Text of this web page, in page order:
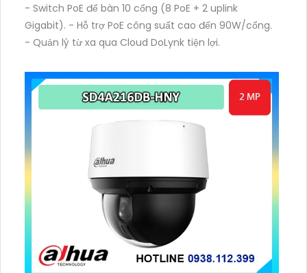
- Switch PoE để bàn 10 cổng (8 PoE + 2 uplink
Gigabit). - Hỗ trợ PoE công suất cao đến 90W/cổng.
- Quản lý từ xa qua Cloud DoLynk tiện lợi.